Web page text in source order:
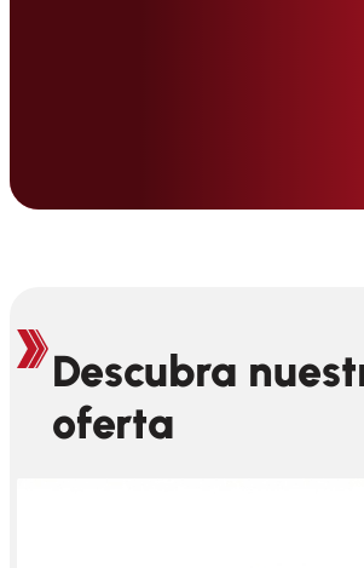
Descubra
oferta